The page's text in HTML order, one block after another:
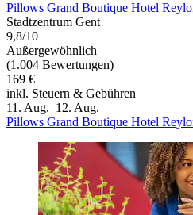
Pillows Grand Boutique Hotel
Stadtzentrum Gent
9,8/10
Außergewöhnlich
(1.004 Bewertungen)
169 €
inkl. Steuern & Gebühren
11. Aug.–12. Aug.
Pillows Grand Boutique Hotel